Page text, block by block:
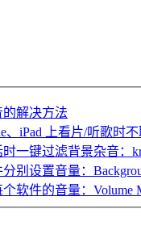
解决方法
、iPad 上看片/听歌时
一键过滤背景杂音：
别设置音量：
软件的音量：Volume